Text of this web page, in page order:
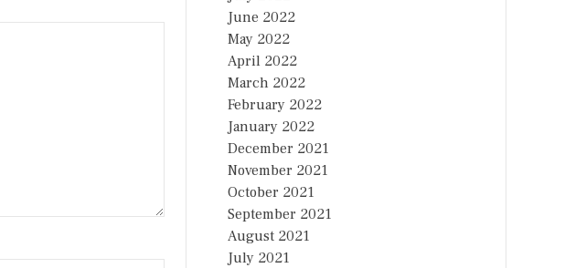
June 2022
May 2022
April 2022
March 2022
February 2022
January 2022
December 2021
November 2021
October 2021
September 2021
August 2021
July 2021